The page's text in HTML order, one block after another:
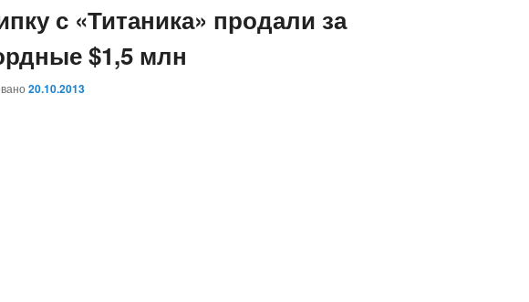
с «Титаника» продали за
$1,5 млн
20.10.2013